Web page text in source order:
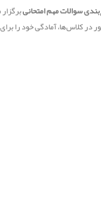
سوالات مهم امتحانی
کلاس‌ها، آمادگی خود را